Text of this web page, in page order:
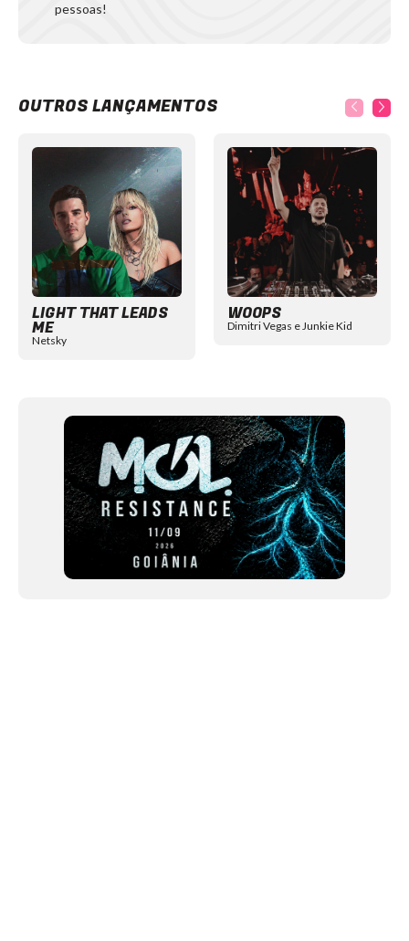
pessoas!
OUTROS LANÇAMENTOS
LIGHT THAT LEADS
ME
Netsky
WOOPS
Dimitri Vegas e Junkie Kid